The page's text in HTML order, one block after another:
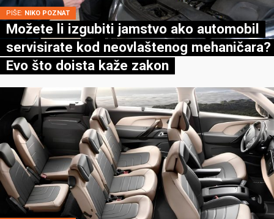
PIŠE: NIKO POZNAT
Možete li izgubiti jamstvo ako automobil
servisirate kod neovlaštenog mehaničara?
Evo što doista kaže zakon